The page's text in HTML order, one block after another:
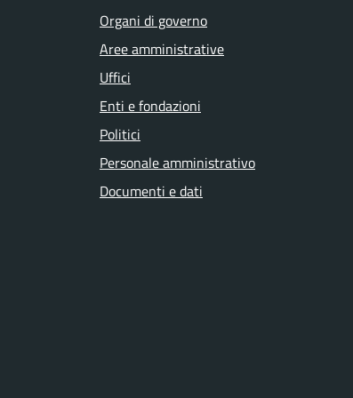
Organi di governo
Aree amministrative
Uffici
Enti e fondazioni
Politici
Personale amministrativo
Documenti e dati